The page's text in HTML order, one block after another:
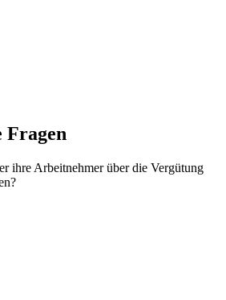
Fragen
ihre Arbeitnehmer über die Vergütung